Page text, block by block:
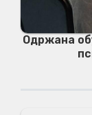
Одржана